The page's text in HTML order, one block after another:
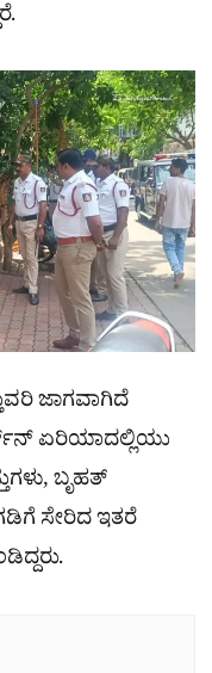
ಜಾಗವಾಗಿದೆ
ಏರಿಯಾದಲ್ಲಿಯು
ಬೃಹತ್
ಸೇರಿದ ಇತರೆ